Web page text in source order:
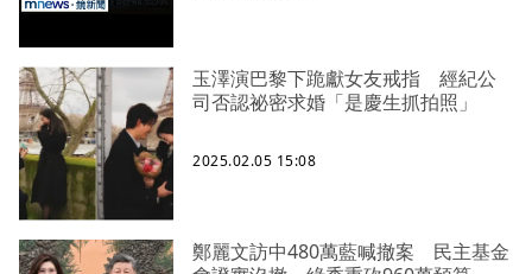
玉澤演巴黎下跪獻女友戒指 經紀公
司否認祕密求婚「是慶生抓拍照」
2025.02.05 15:08
鄭麗文訪中480萬藍喊撤案 民主基金